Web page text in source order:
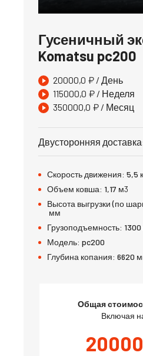
Гусеничный
Komatsu pc200
20000,0 ₽ / День
115000,0 ₽ / Неделя
350000,0 ₽ / Месяц
Двусторонняя доставка
Скорость движения: 5,5
Объем ковша: 1,17 м3
Высота выгрузки (по
мм
Грузоподъемность: 1300
Модель: pc200
Глубина копания: 6620
Общая
Включая